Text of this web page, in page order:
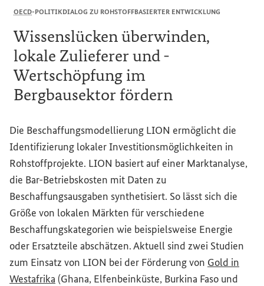
OECD-POLITIKDIALOG ZU ROHSTOFFBASIERTER ENTWICKLUNG
Wissenslücken überwinden,
lokale Zulieferer und -
Wertschöpfung im
Bergbausektor fördern
Die Beschaffungsmodellierung LION ermöglicht die
Identifizierung lokaler Investitionsmöglichkeiten in
Rohstoffprojekte. LION basiert auf einer Marktanalyse,
die Bar-Betriebskosten mit Daten zu
Beschaffungsausgaben synthetisiert. So lässt sich die
Größe von lokalen Märkten für verschiedene
Beschaffungskategorien wie beispielsweise Energie
oder Ersatzteile abschätzen. Aktuell sind zwei Studien
zum Einsatz von LION bei der Förderung von Gold in
Westafrika (Externer Link)
(Ghana, Elfenbeinküste, Burkina Faso und